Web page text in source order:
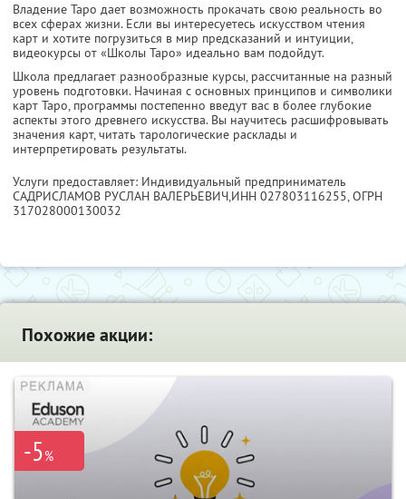
Владение Таро дает возможность прокачать свою реальность во
всех сферах жизни. Если вы интересуетесь искусством чтения
карт и хотите погрузиться в мир предсказаний и интуиции,
видеокурсы от «Школы Таро» идеально вам подойдут.
Школа предлагает разнообразные курсы, рассчитанные на разный
уровень подготовки. Начиная с основных принципов и символики
карт Таро, программы постепенно введут вас в более глубокие
аспекты этого древнего искусства. Вы научитесь расшифровывать
значения карт, читать тарологические расклады и
интерпретировать результаты.
Услуги предоставляет: Индивидуальный предприниматель
САДРИСЛАМОВ РУСЛАН ВАЛЕРЬЕВИЧ,ИНН 027803116255, ОГРН
317028000130032
Похожие акции:
-5%